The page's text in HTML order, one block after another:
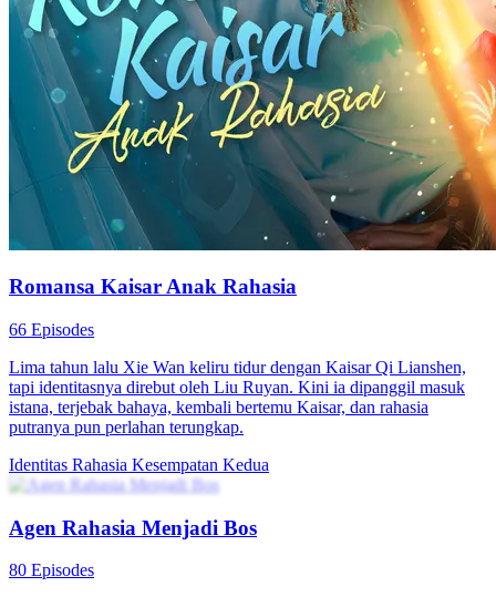
Romansa Kaisar Anak Rahasia
66 Episodes
Lima tahun lalu Xie Wan keliru tidur dengan Kaisar Qi Lianshen,
tapi identitasnya direbut oleh Liu Ruyan. Kini ia dipanggil masuk
istana, terjebak bahaya, kembali bertemu Kaisar, dan rahasia
putranya pun perlahan terungkap.
Identitas Rahasia Kesempatan Kedua
Agen Rahasia Menjadi Bos
80 Episodes